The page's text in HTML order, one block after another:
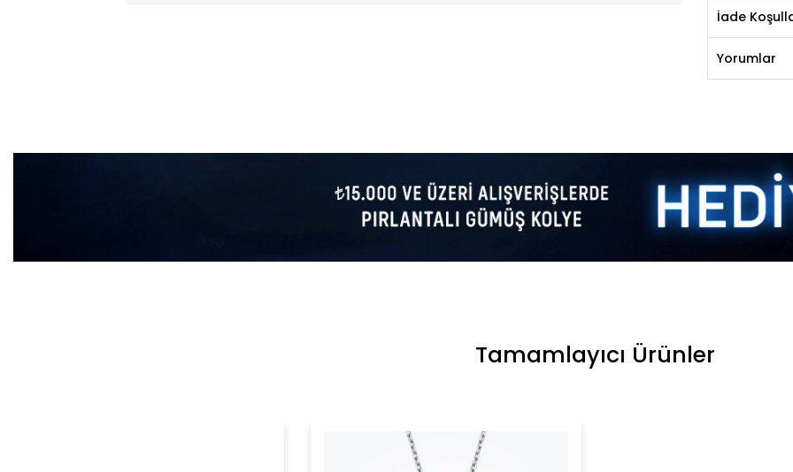
İade
Yorumlar
Tamamlayıcı Ürünler